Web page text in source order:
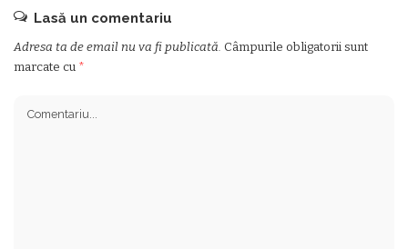
Lasă un comentariu
Adresa ta de email nu va fi publicată. Câmpurile obligatorii sunt
marcate cu *